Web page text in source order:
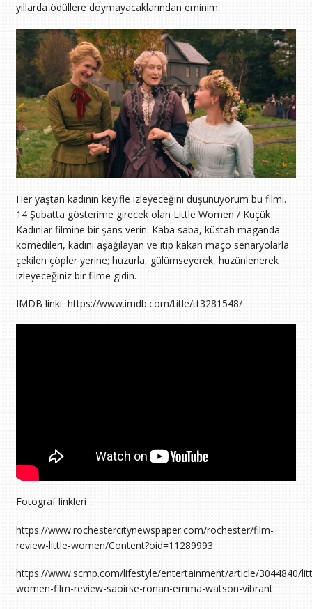
yıllarda ödüllere doymayacaklarından eminim.
Her yaştan kadının keyifle izleyeceğini düşünüyorum bu filmi.
14 Şubatta gösterime girecek olan Little Women / Küçük
Kadınlar filmine bir şans verin. Kaba saba, küstah maganda
komedileri, kadını aşağılayan ve itip kakan maço senaryolarla
çekilen çöpler yerine; huzurla, gülümseyerek, hüzünlenerek
izleyeceğiniz bir filme gidin.
IMDB linki https://www.imdb.com/title/tt3281548/
Fotograf linkleri :
https://www.rochestercitynewspaper.com/rochester/film-
review-little-women/Content?oid=11289993
https://www.scmp.com/lifestyle/entertainment/article/3044840/
women-film-review-saoirse-ronan-emma-watson-vibrant